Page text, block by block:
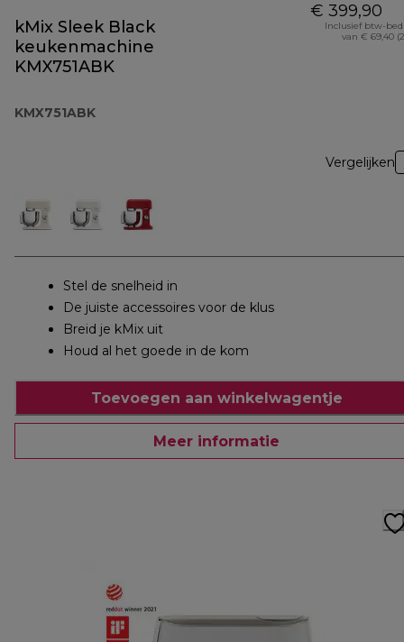
kMix Sleek Black
keukenmachine
KMX751ABK
KMX751ABK
€ 399,90
Inclusief btw-
van € 69,40
Vergelijken
Stel de snelheid in
De juiste accessoires voor de klus
Breid je kMix uit
Houd al het goede in de kom
Toevoegen aan winkelwagentje
Meer informatie